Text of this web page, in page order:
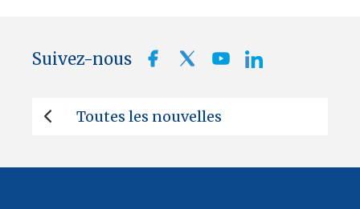
Suivez-nous
Toutes les nouvelles